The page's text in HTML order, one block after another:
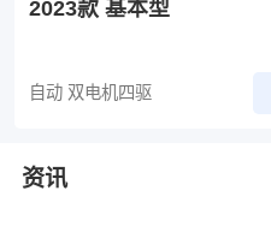
2023款 基本型
自动 双电机四驱
资讯